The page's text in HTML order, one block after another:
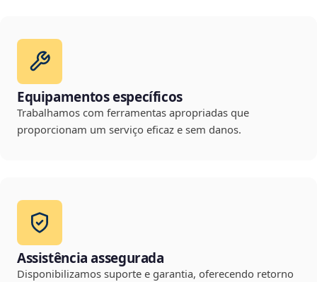
Equipamentos específicos
Trabalhamos com ferramentas apropriadas que
proporcionam um serviço eficaz e sem danos.
Assistência assegurada
Disponibilizamos suporte e garantia, oferecendo retorno